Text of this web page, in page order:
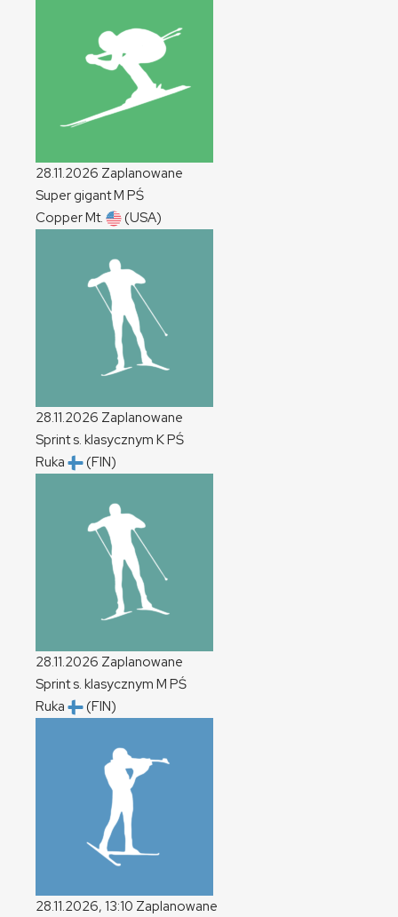
28.11.2026 Zaplanowane
Super gigantM PŚ
Copper Mt.
(USA)
28.11.2026 Zaplanowane
Sprint s. klasycznym KPŚ
Ruka
(FIN)
28.11.2026 Zaplanowane
Sprint s. klasycznym M PŚ
Ruka
(FIN)
28.11.2026, 13:10 Zaplanowane